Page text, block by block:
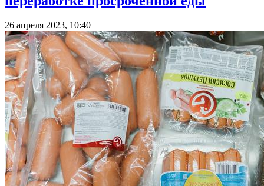
26 апреля 2023, 10:40